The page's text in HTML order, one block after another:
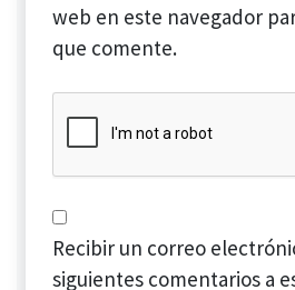
web en este navegador
que comente.
Recibir un correo
siguientes comentarios a